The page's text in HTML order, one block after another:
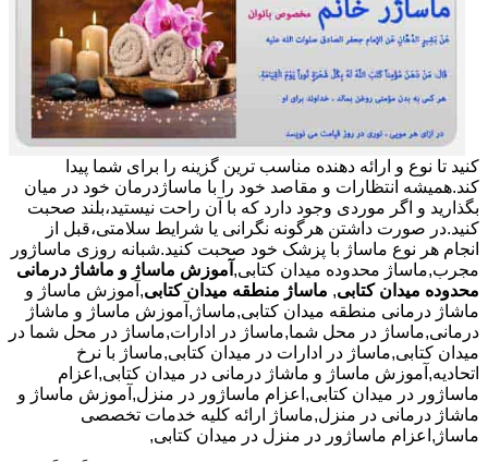
کنید تا نوع و ارائه دهنده مناسب ترین گزینه را برای شما پیدا
کند.همیشه انتظارات و مقاصد خود را با ماساژدرمان خود در میان
بگذارید و اگر موردی وجود دارد که با آن راحت نیستید،بلند صحبت
کنید.در صورت داشتن هرگونه نگرانی یا شرایط سلامتی،قبل از
انجام هر نوع ماساژ با پزشک خود صحبت کنید.شبانه روزی ماساژور
مجرب,ماساژ محدوده میدان کتابی, آموزش ماساژ و ماشاژ درمانی
محدوده میدان کتابی, ماساژ منطقه میدان کتابی,آموزش ماساژ و
ماشاژ درمانی منطقه میدان کتابی,ماساژ,آموزش ماساژ و ماشاژ
درمانی,ماساژ در محل شما,ماساژ در ادارات,ماساژ در محل شما در
میدان کتابی,ماساژ در ادارات در میدان کتابی,ماساژ با نرخ
اتحادیه,آموزش ماساژ و ماشاژ درمانی در میدان کتابی,اعزام
ماساژور در میدان کتابی,اعزام ماساژور در منزل,آموزش ماساژ و
ماشاژ درمانی در منزل,ماساژ ارائه کلیه خدمات تخصصی
ماساژ,اعزام ماساژور در منزل در میدان کتابی,